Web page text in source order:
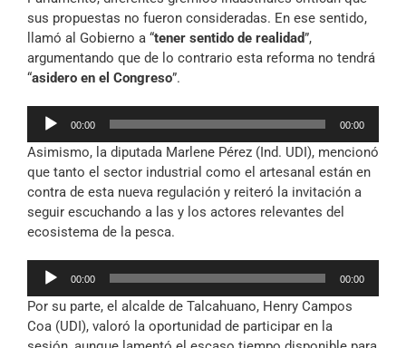
sus propuestas no fueron consideradas. En ese sentido,
llamó al Gobierno a “tener sentido de realidad”,
argumentando que de lo contrario esta reforma no tendrá
“asidero en el Congreso”.
Reproductor
audio
00:00 00:00
Asimismo, la diputada Marlene Pérez (Ind. UDI), mencionó
que tanto el sector industrial como el artesanal están en
contra de esta nueva regulación y reiteró la invitación a
seguir escuchando a las y los actores relevantes del
ecosistema de la pesca.
Reproductor
audio
00:00 00:00
Por su parte, el alcalde de Talcahuano, Henry Campos
Coa (UDI), valoró la oportunidad de participar en la